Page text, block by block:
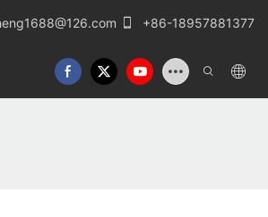
+86-18957881377